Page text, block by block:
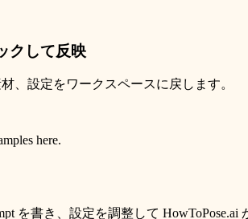
クして反映
、設定をワークスペースに戻します。
here.
を書き、設定を調整して HowToPose.ai